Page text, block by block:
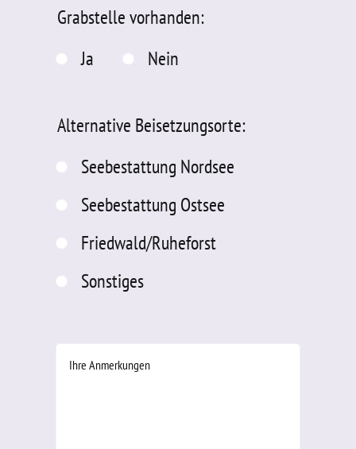
Grabstelle vorhanden:
Ja
Nein
Alternative Beisetzungsorte:
Seebestattung Nordsee
Seebestattung Ostsee
Friedwald/Ruheforst
Sonstiges